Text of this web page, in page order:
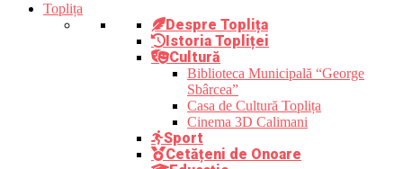
Toplița
Despre Toplița
Istoria Topliței
Cultură
Biblioteca Municipală “George
Sbârcea”
Casa de Cultură Toplița
Cinema 3D Calimani
Sport
Cetățeni de Onoare